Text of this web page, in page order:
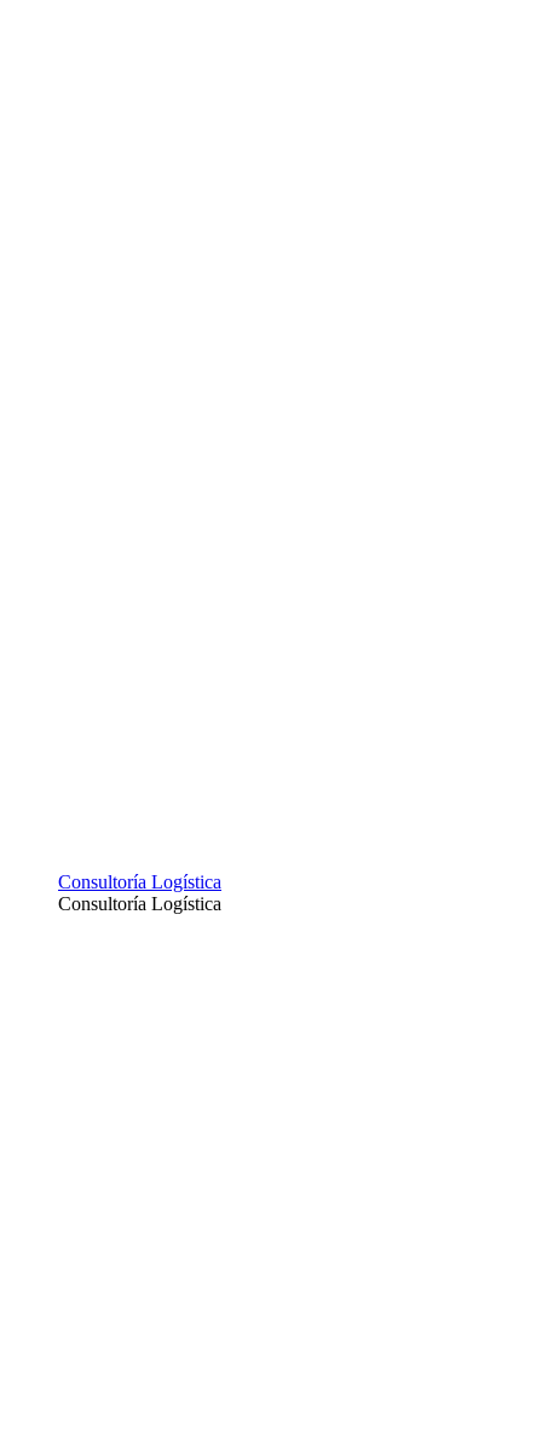
Consultoría Logística
Consultoría Logística